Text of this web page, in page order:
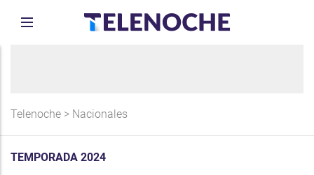
Telenoche > Nacionales
TEMPORADA 2024